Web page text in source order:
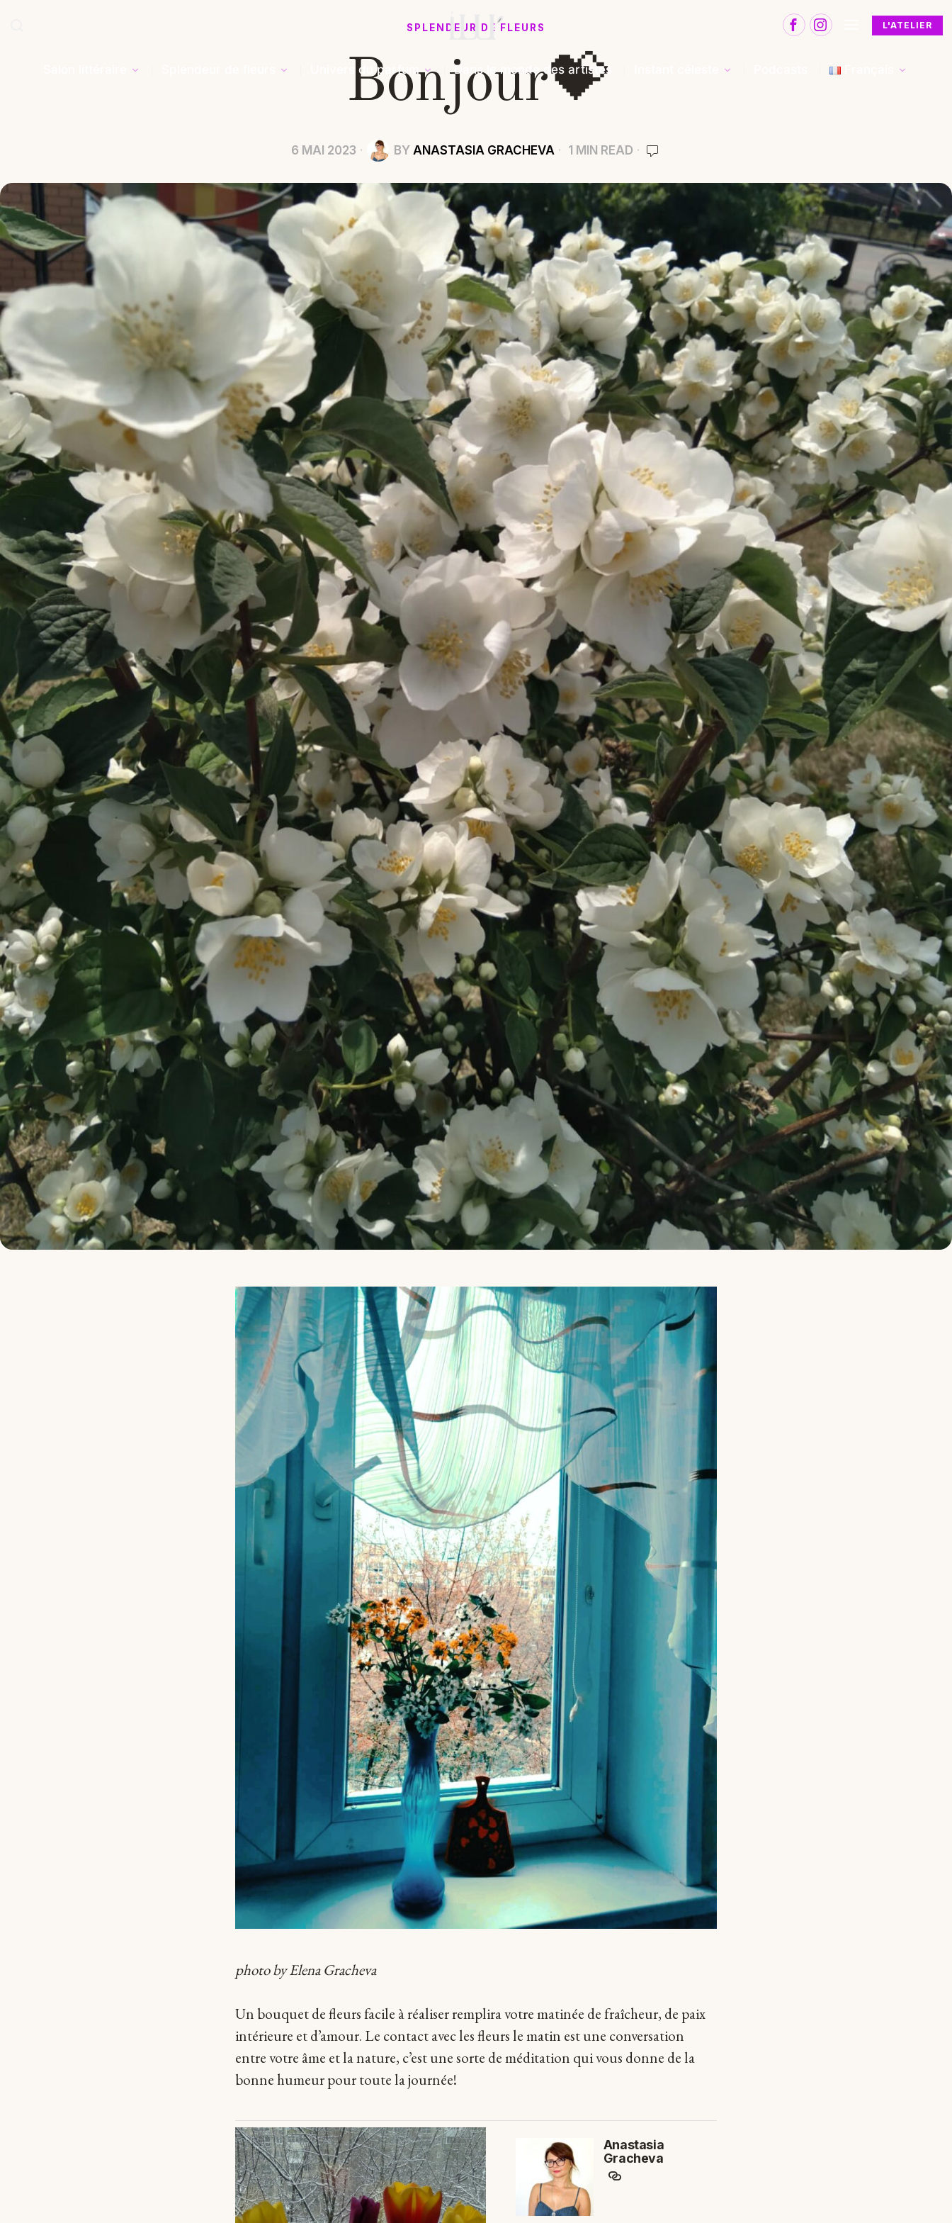
L'ATELIER
Univers du parfum Dans le monde des artistes
SPLENDEUR DE FLEURS
Bonjour💝
6 MAI 2023 BY ANASTASIA GRACHEVA 1 MIN READ
photo by Elena Gracheva
Un bouquet de fleurs facile à réaliser remplira votre matinée de fraîcheur, de paix
intérieure et d’amour. Le contact avec les fleurs le matin est une conversation
entre votre âme et la nature, c’est une sorte de méditation qui vous donne de la
bonne humeur pour toute la journée!
Anastasia
Gracheva